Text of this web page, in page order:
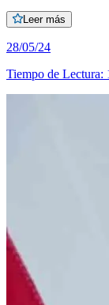
Leer más
28/05/24
Tiempo de Lectura: